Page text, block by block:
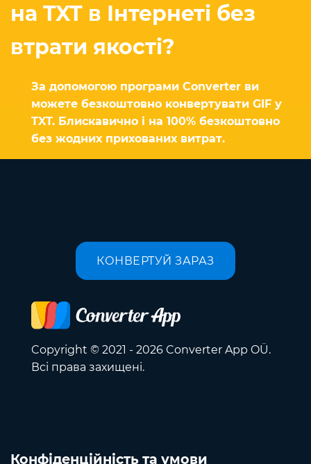
на TXT в Інтернеті без
втрати якості?
За допомогою програми Converter ви
можете безкоштовно конвертувати GIF у
TXT. Блискавично і на 100% безкоштовно
без жодних прихованих витрат.
КОНВЕРТУЙ ЗАРАЗ
Copyright © 2021 - 2026 Converter App OÜ.
Всі права захищені.
Конфіденційність та умови